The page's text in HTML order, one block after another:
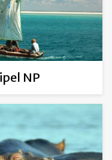
NP